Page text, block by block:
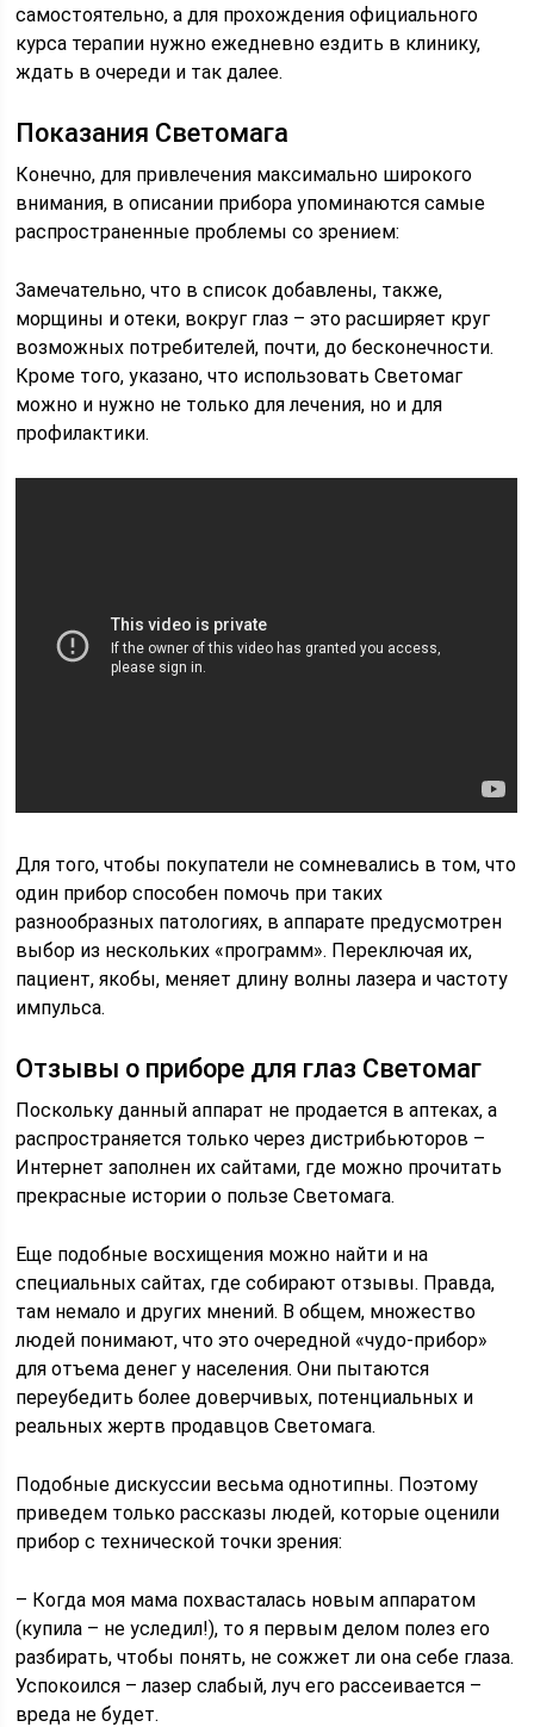
самостоятельно, а для прохождения официального
курса терапии нужно ежедневно ездить в клинику,
ждать в очереди и так далее.
Показания Светомага
Конечно, для привлечения максимально широкого
внимания, в описании прибора упоминаются самые
распространенные проблемы со зрением:
Замечательно, что в список добавлены, также,
морщины и отеки, вокруг глаз – это расширяет круг
возможных потребителей, почти, до бесконечности.
Кроме того, указано, что использовать Светомаг
можно и нужно не только для лечения, но и для
профилактики.
Для того, чтобы покупатели не сомневались в том, что
один прибор способен помочь при таких
разнообразных патологиях, в аппарате предусмотрен
выбор из нескольких «программ». Переключая их,
пациент, якобы, меняет длину волны лазера и частоту
импульса.
Отзывы о приборе для глаз Светомаг
Поскольку данный аппарат не продается в аптеках, а
распространяется только через дистрибьюторов –
Интернет заполнен их сайтами, где можно прочитать
прекрасные истории о пользе Светомага.
Еще подобные восхищения можно найти и на
специальных сайтах, где собирают отзывы. Правда,
там немало и других мнений. В общем, множество
людей понимают, что это очередной «чудо-прибор»
для отъема денег у населения. Они пытаются
переубедить более доверчивых, потенциальных и
реальных жертв продавцов Светомага.
Подобные дискуссии весьма однотипны. Поэтому
приведем только рассказы людей, которые оценили
прибор с технической точки зрения:
– Когда моя мама похвасталась новым аппаратом
(купила – не уследил!), то я первым делом полез его
разбирать, чтобы понять, не сожжет ли она себе глаза.
Успокоился – лазер слабый, луч его рассеивается –
вреда не будет.